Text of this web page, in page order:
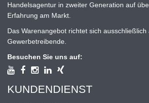
Handelsagentur in zweiter Generation auf
Erfahrung am Markt.
Das Warenangebot richtet sich ausschließlich
Gewerbetreibende.
Besuchen Sie uns auf:
KUNDENDIENST